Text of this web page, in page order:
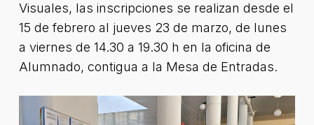
Visuales, las inscripciones se realizan desde el
15 de febrero al jueves 23 de marzo, de lunes
a viernes de 14.30 a 19.30 h en la oficina de
Alumnado, contigua a la Mesa de Entradas.